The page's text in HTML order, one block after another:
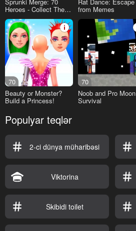
Heroes - Collect Them from Memes
70
Beauty or Monster?
Build a Princess!
70
Noob and Pro Moon
Survival
Populyar teqlər
2-ci dünya müharibəsi
Viktorina
Skibidi toilet